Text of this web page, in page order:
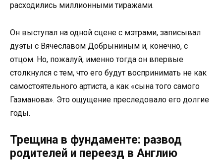
расходились миллионными тиражами.
Он выступал на одной сцене с мэтрами, записывал
дуэты с Вячеславом Добрыниным и, конечно, с
отцом. Но, пожалуй, именно тогда он впервые
столкнулся с тем, что его будут воспринимать не как
самостоятельного артиста, а как «сына того самого
Газманова». Это ощущение преследовало его долгие
годы.
Трещина в фундаменте: развод
родителей и переезд в Англию